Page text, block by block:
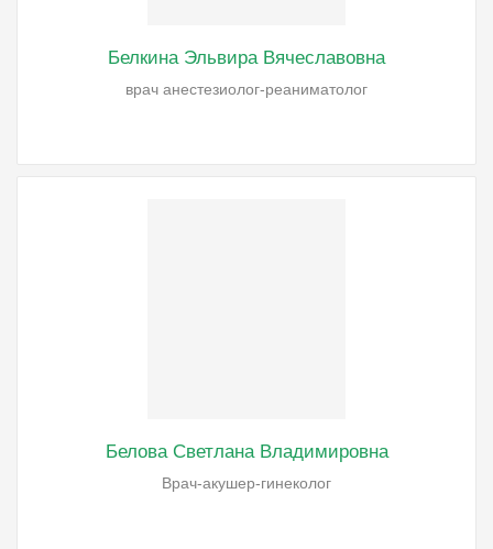
Белкина Эльвира Вячеславовна
врач анестезиолог-реаниматолог
Белова Светлана Владимировна
Врач-акушер-гинеколог